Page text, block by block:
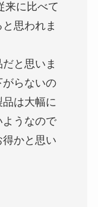
来に比べて
思われま
と思いま
らないの
は大幅に
うなので
かと思い